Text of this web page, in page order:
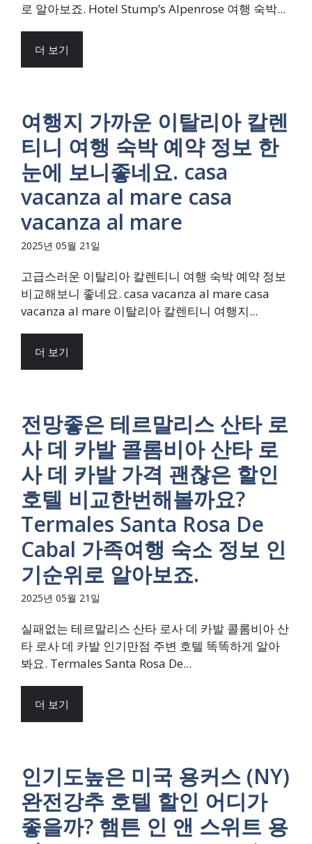
로 알아보죠. Hotel Stump’s Alpenrose 여행 숙박...
더 보기
여행지 가까운 이탈리아 칼렌
티니 여행 숙박 예약 정보 한
눈에 보니좋네요. casa
vacanza al mare casa
vacanza al mare
2025년 05월 21일
고급스러운 이탈리아 칼렌티니 여행 숙박 예약 정보
비교해보니 좋네요. casa vacanza al mare casa
vacanza al mare 이탈리아 칼렌티니 여행지...
더 보기
전망좋은 테르말리스 산타 로
사 데 카발 콜롬비아 산타 로
사 데 카발 가격 괜찮은 할인
호텔 비교한번해볼까요?
Termales Santa Rosa De
Cabal 가족여행 숙소 정보 인
기순위로 알아보죠.
2025년 05월 21일
실패없는 테르말리스 산타 로사 데 카발 콜롬비아 산
타 로사 데 카발 인기만점 주변 호텔 똑똑하게 알아
봐요. Termales Santa Rosa De...
더 보기
인기도높은 미국 용커스 (NY)
완전강추 호텔 할인 어디가
좋을까? 햄튼 인 앤 스위트 용